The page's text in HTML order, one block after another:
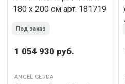
Под заказ
1 054 930 руб.
ANGEL CERDA